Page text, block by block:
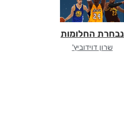
נבחרת החלומות
שרון דוידוביץ'